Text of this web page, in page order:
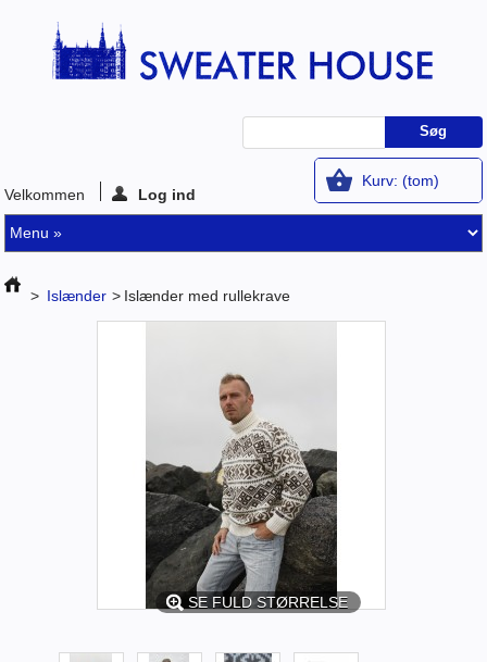
Kurv: (tom)
Velkommen
Log ind
> Islænder > Islænder med rullekrave
SE FULD STØRRELSE